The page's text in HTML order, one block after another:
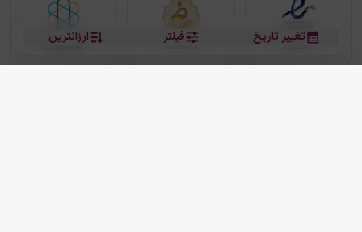
ارزانترین فیلتر تغییر تاریخ